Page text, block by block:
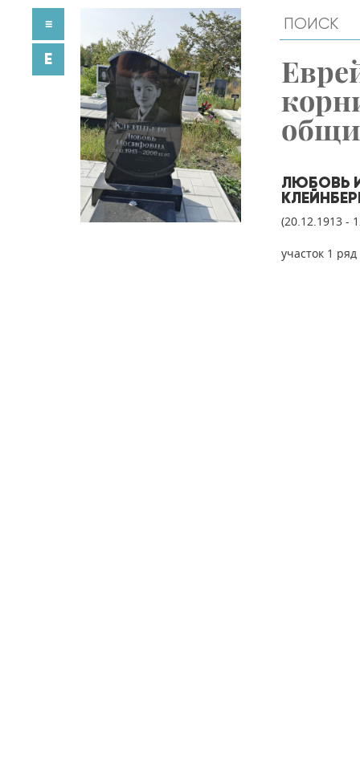
ЛЮБОВЬ
(20.12.1913 -
участок 1
≡
E